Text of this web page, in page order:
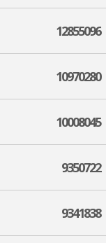
12855096
10970280
10008045
9350722
9341838